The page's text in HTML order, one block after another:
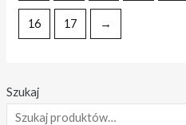
Szukaj
16 17 →